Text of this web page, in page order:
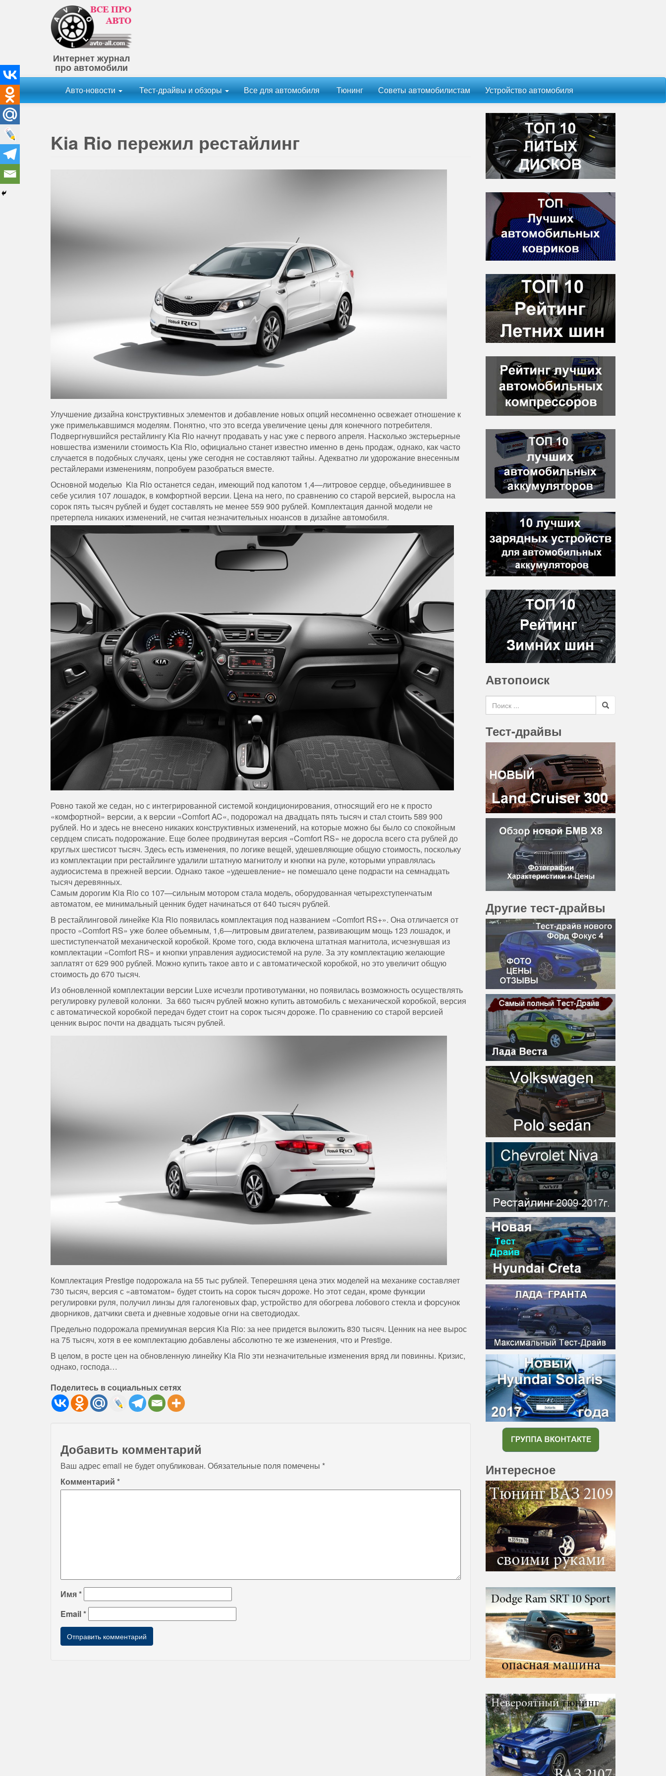
Интернет журнал
про автомобили
Авто-новости Тест-драйвы и обзоры Все для автомобиля Тюнинг Советы автомобилистам Устройство автомобиля
Kia Rio пережил рестайлинг
Улучшениедизайна конструктивныхэлементов и добавление новыхопций несомненноосвежаетотношение к
уже примелькавшимся моделям. Понятно, чтоэто всегдаувеличение цены для конечного потребителя.
Подвергнувшийся рестайлингу Kia Rio начнут продаватьу насужес первогоапреля. Насколькоэкстерьерные
новшества изменили стоимость Kia Rio, официальностанет известно именно в день продаж, однако, как часто
случается в подобныхслучаях, цены ужесегодня несоставляюттайны. Адекватноли удорожание внесенным
рестайлерами изменениям, попробуем разобраться вместе.
Основной моделью Kia Rio останется седан, имеющий под капотом 1,4—литровоесердце, объединившее в
себеусилия 107лошадок, в комфортной версии. Цена на него, посравнениюсостарой версией, выросла на
сорок пятьтысяч рублей и будетсоставлять не менее559 900 рублей. Комплектация данной модели не
претерпела никаких изменений, несчитая незначительных нюансов в дизайнеавтомобиля.
Ровнотакой жеседан, нос интегрированной системой кондиционирования, относящий его не к просто
«комфортной» версии, а к версии «ComfortAC«, подорожал надвадцать пятьтысяч и сталстоить589 900
рублей. Но и здесь не внесено никаких конструктивных изменений, на которые можно бы былососпокойным
сердцем списать подорожание. Еще более продвинутая версия «Comfort RS» недоросла всегоста рублей до
круглых шестисоттысяч. Здесьесть изменения, пологике вещей, удешевляющиеобщуюстоимость, поскольку
из комплектации при рестайлингеудалили штатную магнитолу и кнопки на руле, которыми управлялась
аудиосистема в прежней версии. Однакотакое «удешевление» не помешало цене подрасти насемнадцать
тысячдеревянных.
Самым дорогим Kia Rio со 107—сильным мотором стала модель, оборудованная четырехступенчатым
автоматом, ее минимальный ценник будет начинаться от640 тысяч рублей.
В рестайлинговой линейке Kia Rio появилась комплектация под названием «Comfort RS+». Онаотличается от
просто «Comfort RS» уже болееобъемным, 1,6—литровым двигателем, развивающим мощь 123 лошадок, и
шестиступенчатой механической коробкой. Крометого, сюда включена штатная магнитола, исчезнувшая из
комплектации «Comfort RS» и кнопки управления аудиосистемой на руле. Заэту комплектациюжелающие
заплатятот629 900 рублей. Можно купитьтакоеавто и савтоматической коробкой, ноэтоувеличитобщую
стоимостьдо670 тысяч.
Изобновленной комплектации версии Luxe исчезли противотуманки, но появилась возможностьосуществлять
регулировку рулевой колонки. За660 тысяч рублей можно купитьавтомобильс механической коробкой, версия
савтоматической коробкой передач будетстоит насороктысячдороже. Посравнениюсостарой версией
ценник вырос почти надвадцатьтысяч рублей.
Комплектация Prestige подорожала на55 тыс рублей. Теперешняя ценаэтих моделей на механикесоставляет
730 тысяч, версия с «автоматом» будетстоить насороктысячдороже. Ноэтотседан, кромефункции
регулировки руля, получиллинзы для галогеновыхфар, устройстводля обогревалобовогостекла и форсунок
дворников, датчики света и дневныеходовыеогни насветодиодах.
Предельно подорожала премиумная версия Kia Rio: за нее придется выложить830 тысяч. Ценник на нее вырос
на75 тысяч, хотя в ее комплектациюдобавлены абсолютнотеже изменения, что и Prestige.
В целом, в росте цен наобновленнуюлинейку Kia Rio эти незначительные изменения вряд ли повинны. Кризис,
однако, господа…
Поделитесь в социальных сетях
Добавить комментарий
Ваш адрес email не будет опубликован. Обязательные поля помечены *
Комментарий *
Имя*
Email*
Автопоиск
Search for
Тест-драйвы
Другие тест-драйвы
Интересное